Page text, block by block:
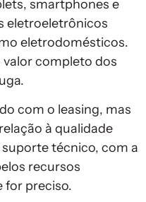
smartphones e
eletroeletrônicos
eletrodomésticos.
valor completo dos
com o leasing, mas
à qualidade
técnico, com a
recursos
for preciso.